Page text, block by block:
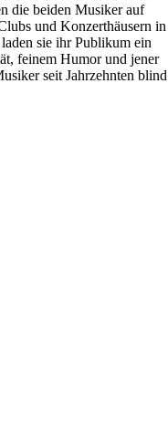
die beiden Musiker auf
und Konzerthäusern in
sie ihr Publikum ein
feinem Humor und jener
seit Jahrzehnten blind